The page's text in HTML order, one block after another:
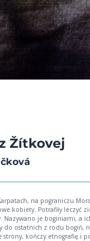
Žítkovej
na pograniczu
kobiety. Potrafiły leczyć
Nazywano je boginiami, a
do ostatnich z rodu bogiń,
strony, kończy etnografię i